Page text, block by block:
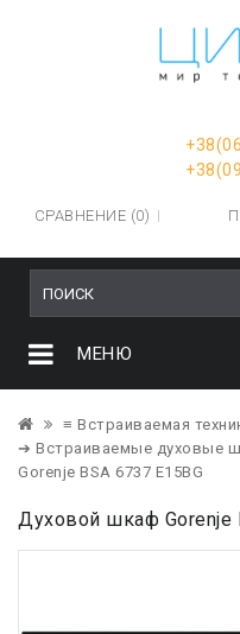
СРАВНЕНИЕ (0)
МЕНЮ
≡ Встраиваемая
➔ Встраиваемые духовые
Gorenje BSA 6737 E15BG
Духовой шкаф Gorenje